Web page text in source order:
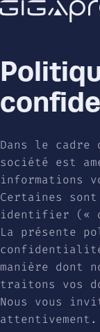
Dans le
société est
informations
Certaines
identifier («
La présente
manière dont
traitons vos
Nous vous
attentivement.